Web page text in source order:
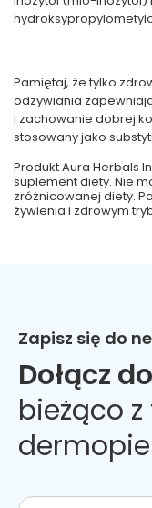
Pamiętaj, że tylko
odżywiania
i zachowanie dobrej
stosowany jako
Produkt Aura Herbals
suplement diety. Nie
zróżnicowanej diety.
żywienia i zdrowym
Zapisz się do
Dołącz
bieżąco